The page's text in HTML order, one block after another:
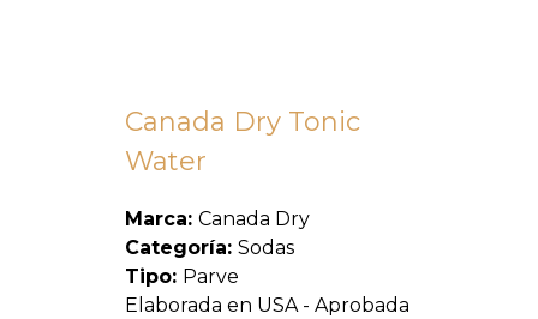
Canada Dry Tonic
Water
Marca: Canada Dry
Categoría: Sodas
Tipo: Parve
Elaborada en USA - Aprobada